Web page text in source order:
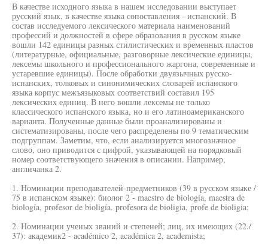
В качестве исходного языка в нашем исследовании выступает
русский язык, в качестве языка сопоставления - испанский. В
состав исследуемого лексического материала наименований
профессий и должностей в сфере образования в русском языке
вошли 142 единицы разных стилистических и временных пластов
(литературные, официальные, разговорные лексические единицы,
лексемы школьного и профессионального жаргона, современные и
устаревшие единицы). После обработки двуязычных русско-
испанских, толковых и синонимических словарей испанского
языка корпус межъязыковых соответствий составил 195
лексических единиц. В него вошли лексемы не только
классического испанского языка, но и его латиноамериканского
варианта. Полученные данные были проанализированы и
систематизированы, после чего распределены по 9 тематическим
подгруппам. Заметим, что, если анализируется многозначное
слово, оно приводится с цифрой, указывающей на порядковый
номер соответствующего значения в описании. Например,
англичанка 2.
1. Номинации преподавателей-предметников (39 в русском языке /
75 в испанском языке): биолог 2 - maestro de biología, maestra de
biología, profesor de bioligía. profesora de bioligia, profe de bioligia;
2. Номинации ученых званий и степеней; лиц, их имеющих (22./
37): академик2 - académico 2, académica 2, academista;